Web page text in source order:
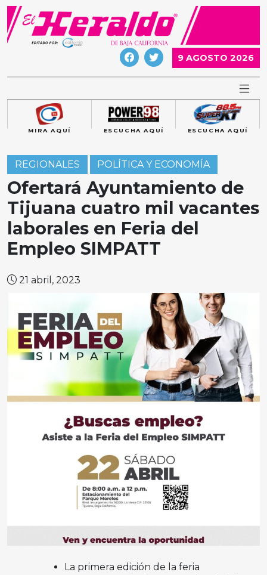
Skip
content
9 AGOSTO 2026
MIRA AQUÍ ESCUCHA AQUÍ ESCUCHA AQUÍ
REGIONALES POLÍTICA Y ECONOMÍA
Ofertará Ayuntamiento de
Tijuana cuatro mil vacantes
laborales en Feria del
Empleo SIMPATT
21 abril, 2023
La primera edición de la feria